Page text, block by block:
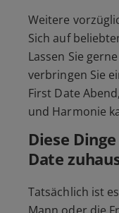
Weitere
Sich auf
Lassen Sie
verbringen Sie
First Date
und Harmonie
Diese
Date
Tatsächlich ist
Mann oder die